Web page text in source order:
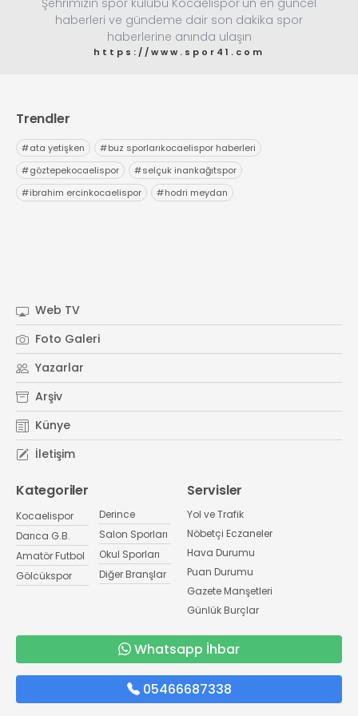
Şehrimizin spor kulübü Kocaelispor'un en güncel
haberleri ve gündeme dair son dakika spor
haberlerine anında ulaşın
https://www.spor41.com
Trendler
#ata yetişken #buz sporlarıkocaelispor haberleri
#göztepekocaelispor #selçuk inankağıtspor
#ibrahim ercinkocaelispor #hodri meydan
Web TV
Foto Galeri
Yazarlar
Arşiv
Künye
İletişim
Kategoriler
Kocaelispor
Darıca G.B.
Amatör Futbol
Gölcükspor
Derince
Salon Sporları
Okul Sporları
Diğer Branşlar
Servisler
Yol ve Trafik
Nöbetçi Eczaneler
Hava Durumu
Puan Durumu
Gazete Manşetleri
Günlük Burçlar
Whatsapp İhbar
05466687338
info@spor41.com